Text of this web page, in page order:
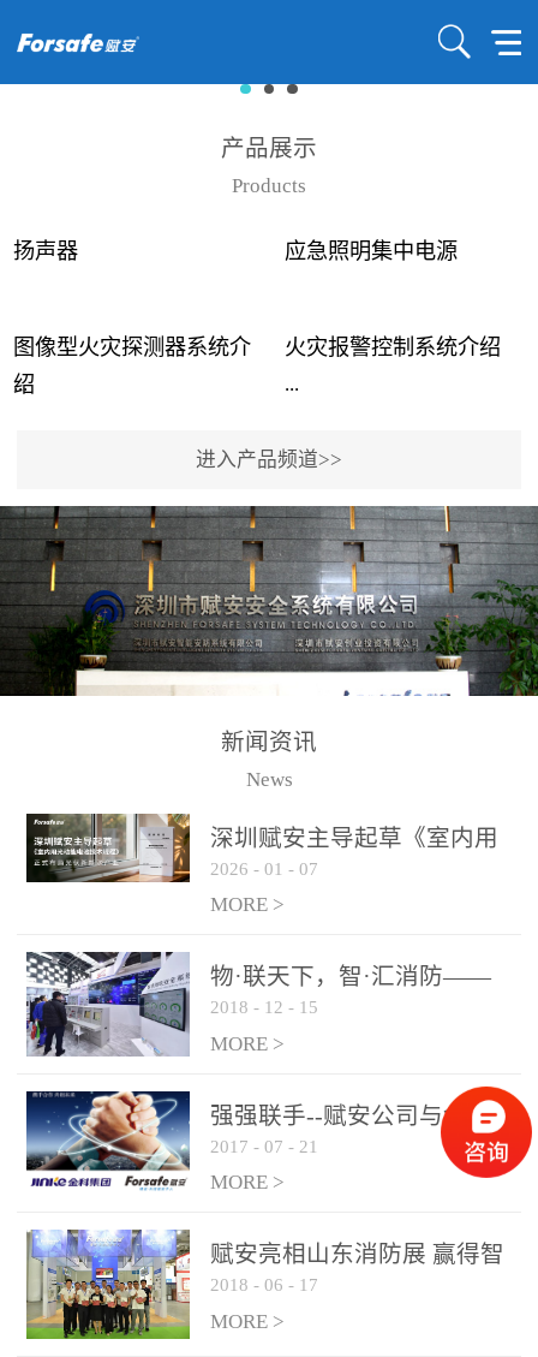
产品展示
Products
扬声器 应急照明集中电源
图像型火灾探测器系统介
绍
...
事故频发，传统的火灾探
测方法已无法满足要求。
尤其是目前众多的大型影
剧院、会议展览中心、体
育馆、大型仓库和隧道空
间等，其建筑结构特殊、
火灾隐患多。一旦发生火
传统的火灾关测器无法被
及时缺发，不能及早发现
和有效扑救火火，这不仅
力和闲难，同时也将造成
巨大的经济损失和社会影
响，基至还会造成人员伤
亡。图像型火灾探测器正
是针对这种高大空间建筑
物的消防设施、设备通过
现场图像的实时获取、预
处理和特征提取分析，实
现火焰的跟踪和识别。能
更早的进行预警，达到早
报早防的效果。 系统构
成示意图： 图像型火灾
火灾报警控制系统介绍
...
用了具有仲裁机制和冗余
校验的总线传输技术、线
路状态检测与保护技术、
后向光电感烟探测技术、
高可靠的系统抗干扰技术
等多项专利技术和专有技
警领域三十多年技术积累
和工程实践的结晶。
进入产品频道>>
新闻资讯
News
深圳赋安主导起草《室内用
光动能电池技术规程》 正式
布局光伏新能源产业
2026 - 01 - 07
MORE >
物·联天下，智·汇消防——
赋安F&S 2018上海消防展圆
满落幕
2018 - 12 - 15
MORE >
强强联手--赋安公司与金科
集团达成战略合作协议
2017 - 07 - 21
MORE >
赋安亮相山东消防展 赢得智
慧消防新荣耀
2018 - 06 - 17
MORE >